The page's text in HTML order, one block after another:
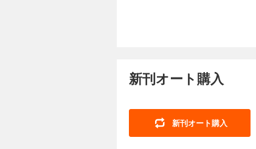
新刊オート購入
新刊オート購入